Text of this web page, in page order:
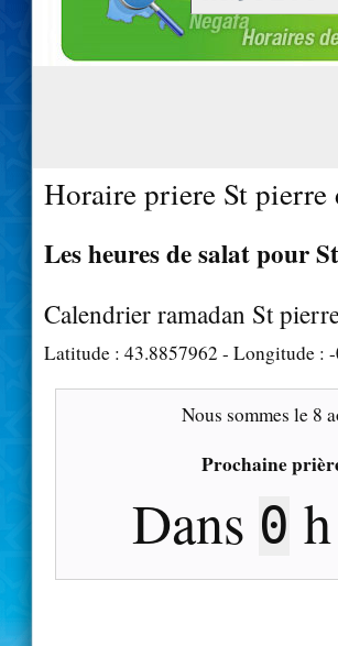
Horaire priere St
Les heures de salat pour
Calendrier ramadan St
Latitude : 43.8857962 - Longitude :
Nous sommes le 8
Prochaine
Dans 0 h